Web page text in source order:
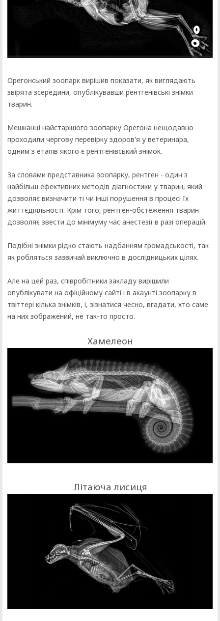
Орегонський зоопарк вирішив показати, як виглядають
звірята зсередини, опублікувавши рентгенівські знімки
тварин.
Мешканці найстарішого зоопарку Орегона нещодавно
проходили чергову перевірку здоров'я у ветеринара,
одним з етапів якого є рентгенівський знімок.
За словами представника зоопарку, рентген - один з
найбільш ефективних методів діагностики у тварин, який
дозволяє визначити ті чи інші порушення в процесі їх
життєдіяльності. Крім того, рентген-обстеження тварин
дозволяє звести до мінімуму час анестезії в разі операцій.
Подібні знімки рідко стають надбанням громадськості, так
як робляться зазвичай виключно в дослідницьких цілях.
Але на цей раз, співробітники закладу вирішили
опублікувати на офіційному сайті і в акаунті зоопарку в
твіттері кілька знімків, і, зізнатися чесно, вгадати, хто саме
на них зображений, не так-то просто.
Хамелеон
Літаюча лисиця